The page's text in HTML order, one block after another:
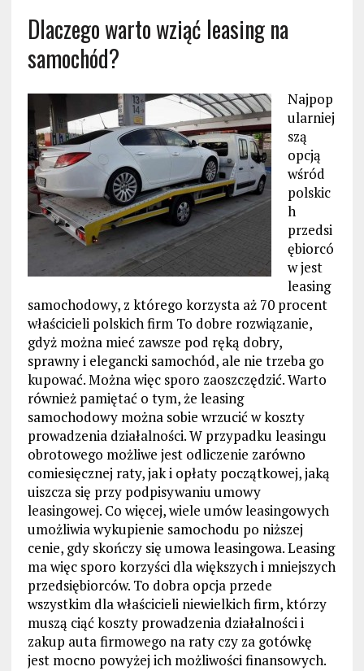
Dlaczego warto wziąć leasing na
samochód?
Najpop
ularniej
szą
opcją
wśród
polskic
h
przedsi
ębiorcó
w jest
leasing
samochodowy, z którego korzysta aż 70 procent
właścicieli polskich firm To dobre rozwiązanie,
gdyż można mieć zawsze pod ręką dobry,
sprawny i elegancki samochód, ale nie trzeba go
kupować. Można więc sporo zaoszczędzić. Warto
również pamiętać o tym, że leasing
samochodowy można sobie wrzucić w koszty
prowadzenia działalności. W przypadku leasingu
obrotowego możliwe jest odliczenie zarówno
comiesięcznej raty, jak i opłaty początkowej, jaką
uiszcza się przy podpisywaniu umowy
leasingowej. Co więcej, wiele umów leasingowych
umożliwia wykupienie samochodu po niższej
cenie, gdy skończy się umowa leasingowa. Leasing
ma więc sporo korzyści dla większych i mniejszych
przedsiębiorców. To dobra opcja przede
wszystkim dla właścicieli niewielkich firm, którzy
muszą ciąć koszty prowadzenia działalności i
zakup auta firmowego na raty czy za gotówkę
jest mocno powyżej ich możliwości finansowych.